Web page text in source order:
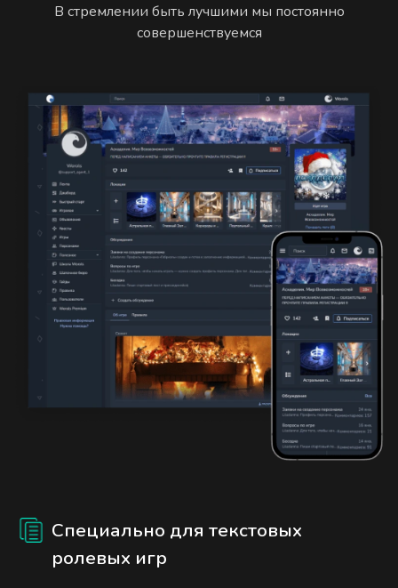
В стремлении быть лучшими мы постоянно
совершенствуемся
Специально для текстовых
ролевых игр